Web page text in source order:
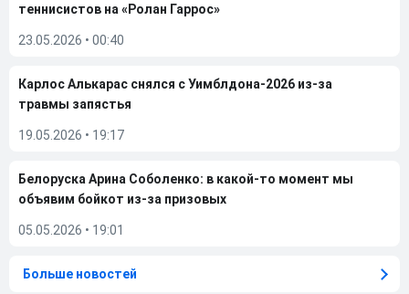
теннисистов на «Ролан Гаррос»
23.05.2026 • 00:40
Карлос Алькарас снялся с Уимблдона-2026 из-за
травмы запястья
19.05.2026 • 19:17
Белоруска Арина Соболенко: в какой-то момент мы
объявим бойкот из-за призовых
05.05.2026 • 19:01
Больше новостей